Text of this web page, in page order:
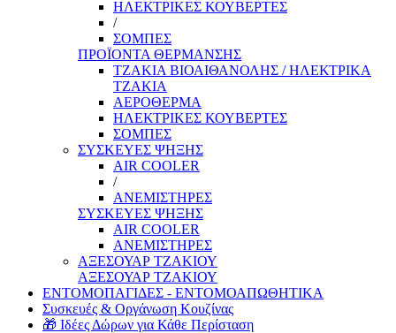
ΗΛΕΚΤΡΙΚΕΣ ΚΟΥΒΕΡΤΕΣ
/
ΣΟΜΠΕΣ
ΠΡΟΪΟΝΤΑ ΘΕΡΜΑΝΣΗΣ
ΤΖΑΚΙΑ ΒΙΟΑΙΘΑΝΟΛΗΣ / ΗΛΕΚΤΡΙΚΑ
ΤΖΑΚΙΑ
ΑΕΡΟΘΕΡΜΑ
ΗΛΕΚΤΡΙΚΕΣ ΚΟΥΒΕΡΤΕΣ
ΣΟΜΠΕΣ
ΣΥΣΚΕΥΕΣ ΨΗΞΗΣ
AIR COOLER
/
ΑΝΕΜΙΣΤΗΡΕΣ
ΣΥΣΚΕΥΕΣ ΨΗΞΗΣ
AIR COOLER
ΑΝΕΜΙΣΤΗΡΕΣ
ΑΞΕΣΟΥΑΡ ΤΖΑΚΙΟΥ
ΑΞΕΣΟΥΑΡ ΤΖΑΚΙΟΥ
ΕΝΤΟΜΟΠΑΓΙΔΕΣ - ΕΝΤΟΜΟΑΠΩΘΗΤΙΚΑ
Συσκευές & Οργάνωση Κουζίνας
🎁 Ιδέες Δώρων για Κάθε Περίσταση